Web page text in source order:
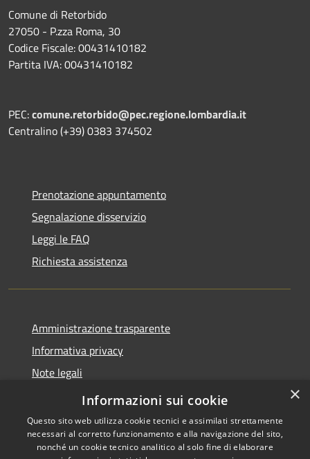
Comune di Retorbido
27050 - P.zza Roma, 30
Codice Fiscale: 00431410182
Partita IVA: 00431410182
PEC:comune.retorbido@pec.regione.lombardia.it
Centralino (+39) 0383 374502
Prenotazione appuntamento
Segnalazione disservizio
Leggi le FAQ
Richiesta assistenza
Amministrazione trasparente
Informativa privacy
Note legali
Dichiarazione di accessibilità
×
Informazioni sui cookie
Questo sito web utilizza cookie tecnici e assimilati strettamente
necessari al corretto funzionamento e alla navigazione del sito,
nonché un cookie tecnico analitico al solo fine di elaborare